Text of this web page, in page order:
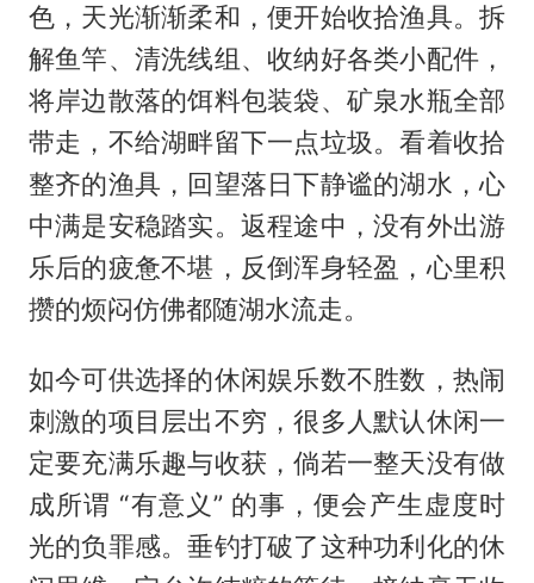
色，天光渐渐柔和，便开始收拾渔具。拆
解鱼竿、清洗线组、收纳好各类小配件，
将岸边散落的饵料包装袋、矿泉水瓶全部
带走，不给湖畔留下一点垃圾。看着收拾
整齐的渔具，回望落日下静谧的湖水，心
中满是安稳踏实。返程途中，没有外出游
乐后的疲惫不堪，反倒浑身轻盈，心里积
攒的烦闷仿佛都随湖水流走。
如今可供选择的休闲娱乐数不胜数，热闹
刺激的项目层出不穷，很多人默认休闲一
定要充满乐趣与收获，倘若一整天没有做
成所谓 “有意义” 的事，便会产生虚度时
光的负罪感。垂钓打破了这种功利化的休